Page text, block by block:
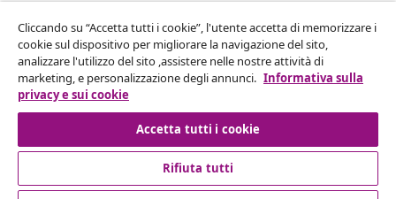
Recesso dal contratto
Invia una richiesta di recesso per il tuo ordine.
Recesso dal contratto
Cliccando su “Accetta tutti i cookie”, l'utente accetta di memorizzare i
cookie sul dispositivo per migliorare la navigazione del sito,
analizzare l'utilizzo del sito ,assistere nelle nostre attività di
marketing, e personalizzazione degli annunci. Informativa sulla
privacy e sui cookie
Accetta tutti i cookie
Rifiuta tutti